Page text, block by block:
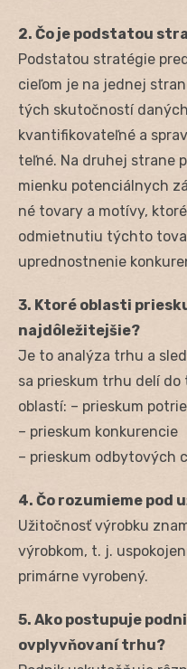
2. Čo je podstatou
Podstatou stratégie
cieľom je na jednej
tých skutočností
kvantifikovateľné a
teľné. Na druhej strane
mienku potenciálnych
né tovary a motívy,
odmietnutiu týchto
uprednostnenie
3. Ktoré oblasti
najdôležitejšie?
Je to analýza trhu a
sa prieskum trhu delí
oblastí: – prieskum
– prieskum konkurencie
– prieskum odbytových
4. Čo rozumieme pod
Užitočnosť výrobku
výrobkom, t. j.
primárne vyrobený.
5. Ako postupuje
ovplyvňovaní trhu?